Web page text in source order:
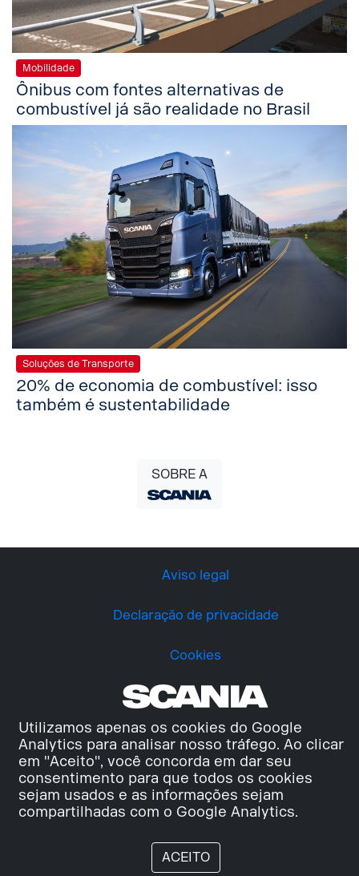
Utilizamos apenas os cookies do Google
Analytics para analisar nosso tráfego. Ao clicar
em "Aceito", você concorda em dar seu
consentimento para que todos os cookies
sejam usados e as informações sejam
compartilhadas com o Google Analytics.
ACEITO
Mobilidade
Ônibus com fontes alternativas de
combustível já são realidade no Brasil
Soluções de Transporte
20% de economia de combustível: isso
também é sustentabilidade
SOBRE A
Aviso legal
Declaração de privacidade
Cookies